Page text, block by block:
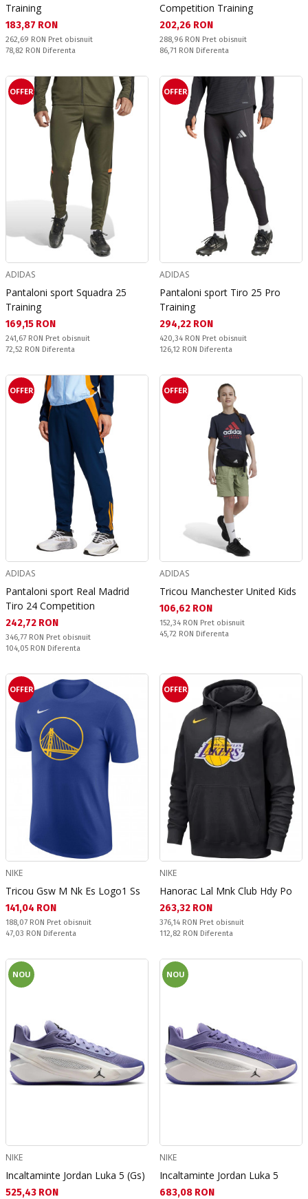
Training
Текуща цена:
183,87 RON
Pret obisnuit:
262,69 RON Pret obisnuit
Спестявате:
78,82 RON Diferenta
Competition Training
Текуща цена:
202,26 RON
Pret obisnuit:
288,96 RON Pret obisnuit
Спестявате:
86,71 RON Diferenta
OFFER
ADIDAS
Pantaloni sport Squadra 25
Training
Текуща цена:
169,15 RON
Pret obisnuit:
241,67 RON Pret obisnuit
Спестявате:
72,52 RON Diferenta
OFFER
ADIDAS
Pantaloni sport Tiro 25 Pro
Training
Текуща цена:
294,22 RON
Pret obisnuit:
420,34 RON Pret obisnuit
Спестявате:
126,12 RON Diferenta
OFFER
ADIDAS
Pantaloni sport Real Madrid
Tiro 24 Competition
Текуща цена:
242,72 RON
Pret obisnuit:
346,77 RON Pret obisnuit
Спестявате:
104,05 RON Diferenta
OFFER
ADIDAS
Tricou Manchester United Kids
Текуща цена:
106,62 RON
Pret obisnuit:
152,34 RON Pret obisnuit
Спестявате:
45,72 RON Diferenta
OFFER
NIKE
Tricou Gsw M Nk Es Logo1 Ss
Текуща цена:
141,04 RON
Pret obisnuit:
188,07 RON Pret obisnuit
Спестявате:
47,03 RON Diferenta
OFFER
NIKE
Hanorac Lal Mnk Club Hdy Po
Текуща цена:
263,32 RON
Pret obisnuit:
376,14 RON Pret obisnuit
Спестявате:
112,82 RON Diferenta
NOU
NIKE
Incaltaminte Jordan Luka 5 (Gs)
Текуща цена:
525,43 RON
NOU
NIKE
Incaltaminte Jordan Luka 5
Текуща цена:
683,08 RON